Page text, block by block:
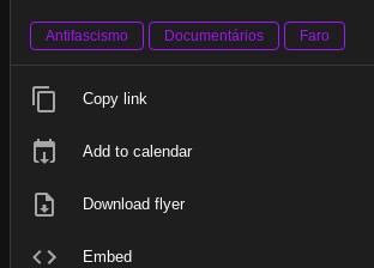
Antifascismo Documentários Faro
Copy link
Add to calendar
Download flyer
Embed